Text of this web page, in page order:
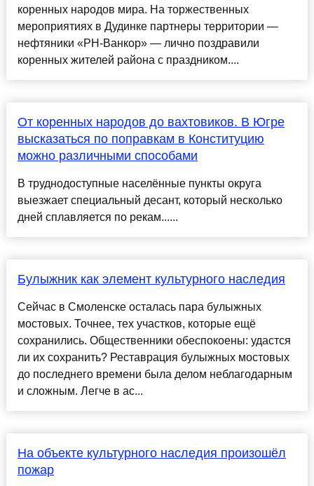
коренных народов мира. На торжественных
мероприятиях в Дудинке партнеры территории —
нефтяники «РН-Ванкор» — лично поздравили
коренных жителей района с праздником....
От коренных народов до вахтовиков. В Югре
высказаться по поправкам в Конституцию
можно различными способами
В труднодоступные населённые пункты округа
выезжает специальный десант, который несколько
дней сплавляется по рекам......
Булыжник как элемент культурного наследия
Сейчас в Смоленске осталась пара булыжных
мостовых. Точнее, тех участков, которые ещё
сохранились. Общественники обеспокоены: удастся
ли их сохранить? Реставрация булыжных мостовых
до последнего времени была делом неблагодарным
и сложным. Легче в ас...
На объекте культурного наследия произошёл
пожар